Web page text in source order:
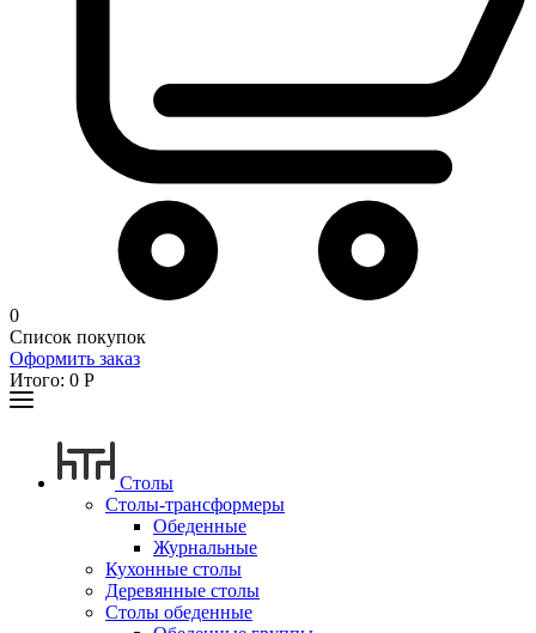
0
Список покупок
Оформить заказ
Итого: 0 Р
Столы
Столы-трансформеры
Обеденные
Журнальные
Кухонные столы
Деревянные столы
Столы обеденные